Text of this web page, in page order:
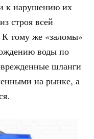
к нарушению их
строя всей
тому же «заломы»
воды по
шланги
на рынке, а